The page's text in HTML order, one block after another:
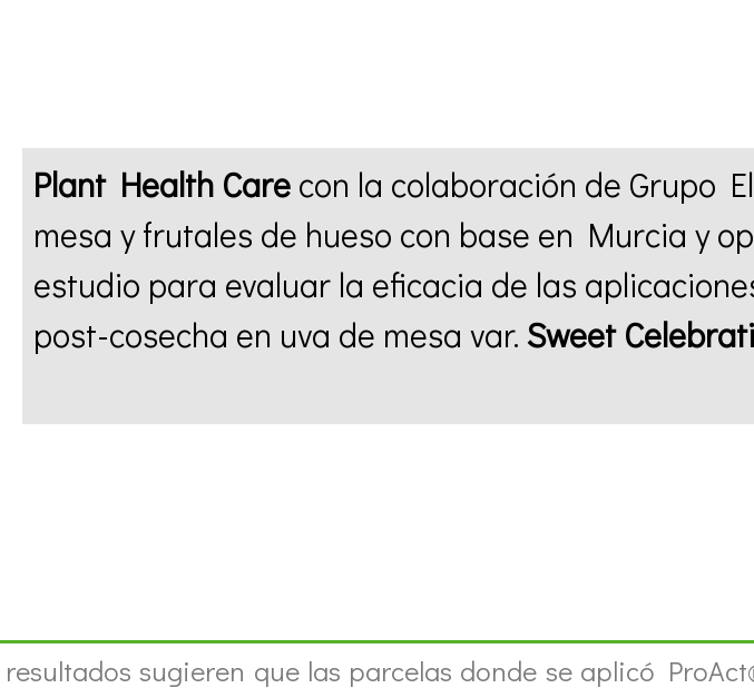
Plant Health Care con la colaboración de Grupo
mesa y frutales de hueso con base en Murcia y
estudio para evaluar la eficacia de las
post-cosecha en uva de mesa var. Sweet
sugieren que las parcelas donde se aplicó